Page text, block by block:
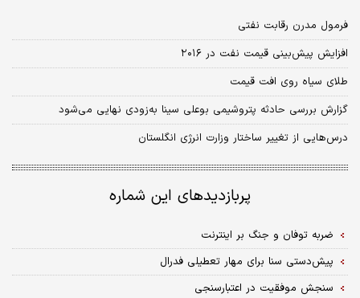
فرمول مدرن رقابت نفتی
افزایش پیش‌بینی قیمت نفت در ۲۰۱۶
طلای سیاه روی افت قیمت
گزارش بررسی حادثه پتروشیمی بوعلی سینا به‌زودی نهایی می‌شود
درس‌هایی از تغییر ساختار وزارت انرژی انگلستان
پربازدیدهای این شماره
ضربه توفان و جنگ بر اینترنت
پیش‌دستی سنا برای مهار تعطیلی فدرال
سنجش موفقیت در اعتبارسنجی